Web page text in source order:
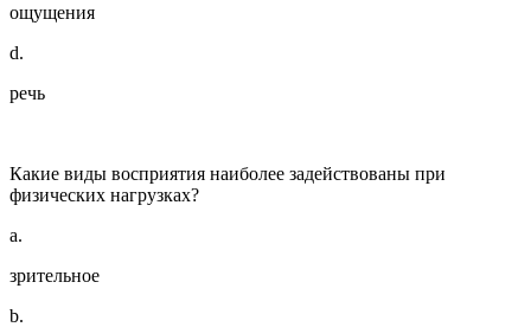
ощущения
d.
речь
Какие виды восприятия наиболее задействованы при
физических нагрузках?
a.
зрительное
b.